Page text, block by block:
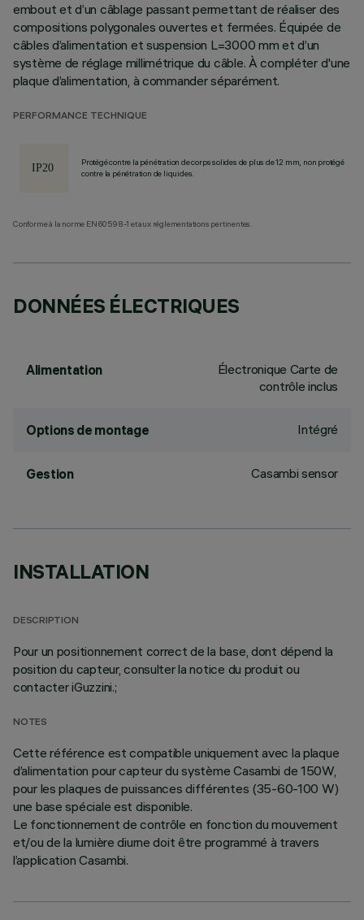
embout et d’un câblage passant permettant de réaliser des
compositions polygonales ouvertes et fermées. Équipée de
câbles d’alimentation et suspension L=3000 mm et d’un
système de réglage millimétrique du câble. À compléter d'une
plaque d’alimentation, à commander séparément.
PERFORMANCE TECHNIQUE
Protégé contre la pénétration de corps solides de plus de 12 mm, non protégé
contre la pénétration de liquides.
Conforme à la norme EN60598-1 et aux réglementations pertinentes.
DONNÉES ÉLECTRIQUES
Alimentation
Électronique Carte de
contrôle inclus
Options de montage Intégré
Gestion Casambi sensor
INSTALLATION
DESCRIPTION
Pour un positionnement correct de la base, dont dépend la
position du capteur, consulter la notice du produit ou
contacter iGuzzini.;
NOTES
Cette référence est compatible uniquement avec la plaque
d’alimentation pour capteur du système Casambi de 150W,
pour les plaques de puissances différentes (35-60-100 W)
une base spéciale est disponible.
Le fonctionnement de contrôle en fonction du mouvement
et/ou de la lumière diurne doit être programmé à travers
l’application Casambi.